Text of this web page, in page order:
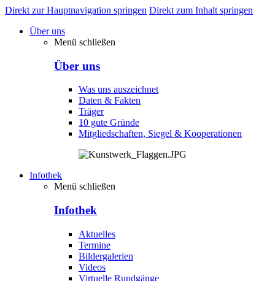
Direkt zur Hauptnavigation springen Direkt zum Inhalt springen
Über uns
Menü schließen
Über uns
Was uns auszeichnet
Daten & Fakten
Träger
10 gute Gründe
Mitgliedschaften, Siegel & Kooperationen
Infothek
Menü schließen
Infothek
Aktuelles
Termine
Bildergalerien
Videos
Virtuelle Rundgänge